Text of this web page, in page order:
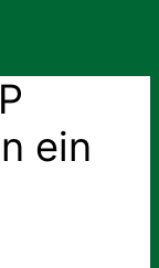
ein